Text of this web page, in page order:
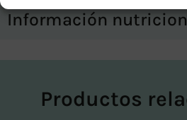
Información
Productos